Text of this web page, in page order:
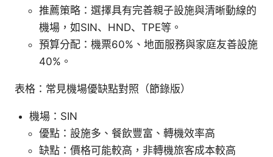
推薦策略：選擇具有完善親子設施與清晰動線的
機場，如SIN、HND、TPE等。
預算分配：機票60%、地面服務與家庭友善設施
40%。
表格：常見機場優缺點對照（節錄版）
機場：SIN
優點：設施多、餐飲豐富、轉機效率高
缺點：價格可能較高，非轉機旅客成本較高